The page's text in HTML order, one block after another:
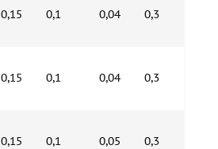
0,15 0,1 0,04 0,3
0,15 0,1 0,04 0,3
0,15 0,1 0,05 0,3